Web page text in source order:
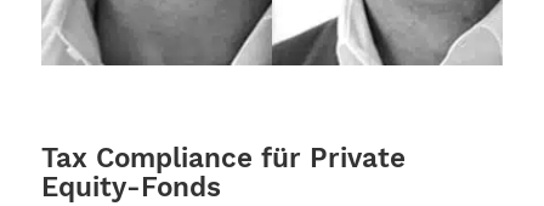
Tax Compliance für Private
Equity-Fonds